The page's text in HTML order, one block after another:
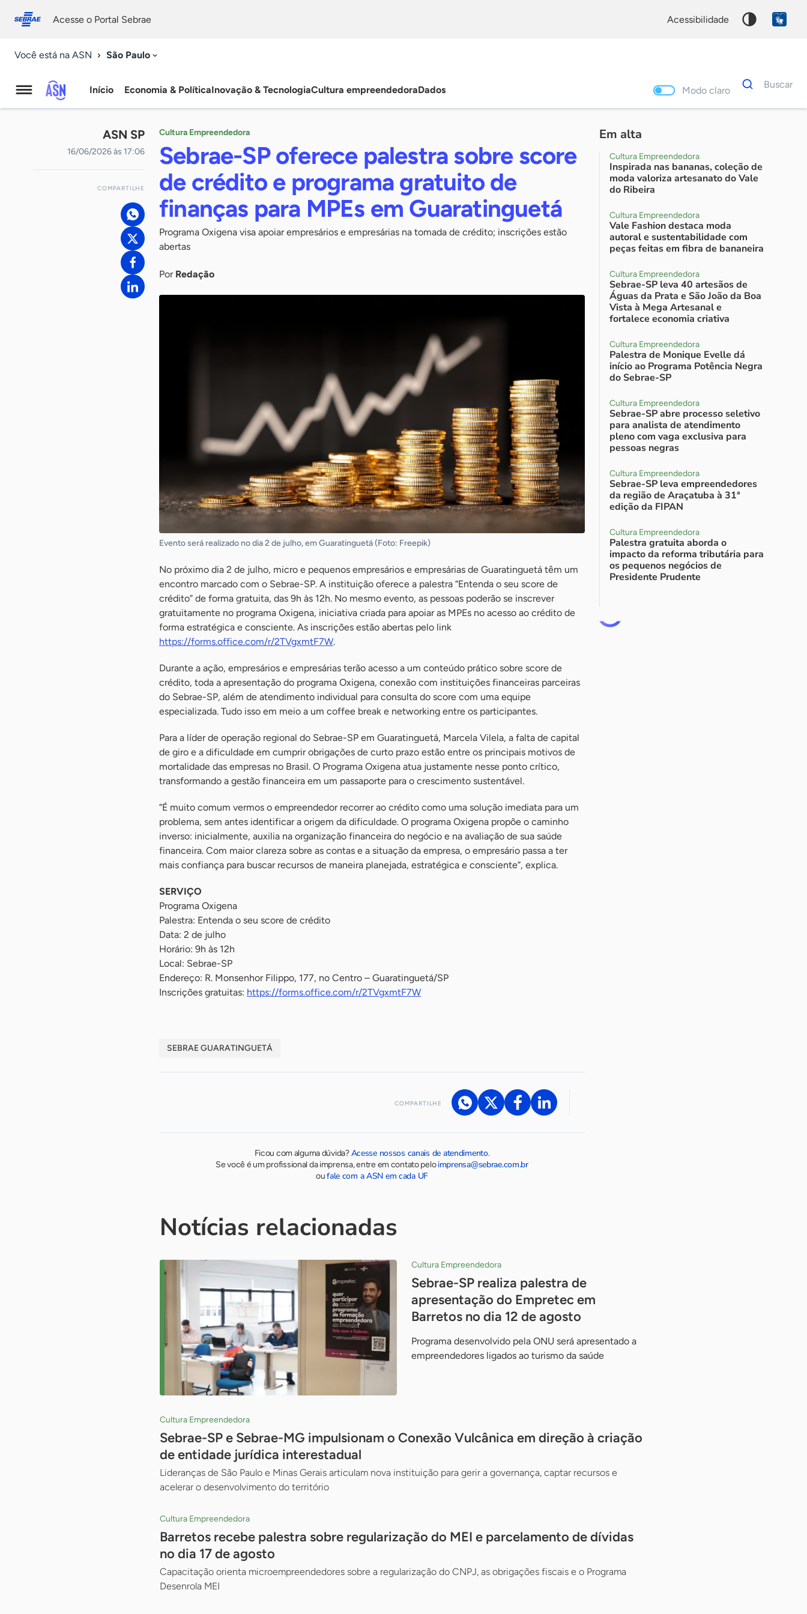
conosco
Acesse o Portal Sebrae acessibilidade
Você está na ASN São Paulo
Agência
Sebrae
Notícias
Início Economia & PolíticaInovação & TecnologiaCultura empreendedoraDados Modo claro
Dados
para
Buscar
ASN SP
16/06/2026 às 17:06
COMPARTILHE
Cultura Empreendedora
Sebrae-SP oferece palestra sobre score
de crédito e programa gratuito de
finanças para MPEs em Guaratinguetá
Programa Oxigena visa apoiar empresários e empresárias na tomada de crédito; inscrições estão
abertas
Por Redação
Evento será realizado no dia 2 de julho, em Guaratinguetá (Foto: Freepik)
No próximo dia 2 de julho, micro e pequenos empresários e empresárias de Guaratinguetá têm um
encontro marcado com o Sebrae-SP. A instituição oferece a palestra “Entenda o seu score de
crédito” de forma gratuita, das 9h às 12h. No mesmo evento, as pessoas poderão se inscrever
gratuitamente no programa Oxigena, iniciativa criada para apoiar as MPEs no acesso ao crédito de
forma estratégica e consciente. As inscrições estão abertas pelo link
https://forms.office.com/r/2TVgxmtF7W.
Durante a ação, empresários e empresárias terão acesso a um conteúdo prático sobre score de
crédito, toda a apresentação do programa Oxigena, conexão com instituições financeiras parceiras
do Sebrae-SP, além de atendimento individual para consulta do score com uma equipe
especializada. Tudo isso em meio a um coffee break e networking entre os participantes.
Para a líder de operação regional do Sebrae-SP em Guaratinguetá, Marcela Vilela, a falta de capital
de giro e a dificuldade em cumprir obrigações de curto prazo estão entre os principais motivos de
mortalidade das empresas no Brasil. O Programa Oxigena atua justamente nesse ponto crítico,
transformando a gestão financeira em um passaporte para o crescimento sustentável.
“É muito comum vermos o empreendedor recorrer ao crédito como uma solução imediata para um
problema, sem antes identificar a origem da dificuldade. O programa Oxigena propõe o caminho
inverso: inicialmente, auxilia na organização financeira do negócio e na avaliação de sua saúde
financeira. Com maior clareza sobre as contas e a situação da empresa, o empresário passa a ter
mais confiança para buscar recursos de maneira planejada, estratégica e consciente”, explica.
SERVIÇO
Programa Oxigena
Palestra: Entenda o seu score de crédito
Data: 2 de julho
Horário: 9h às 12h
Local: Sebrae-SP
Endereço: R. Monsenhor Filippo, 177, no Centro – Guaratinguetá/SP
Inscrições gratuitas: https://forms.office.com/r/2TVgxmtF7W
SEBRAE GUARATINGUETÁ
COMPARTILHE
Ficou com alguma dúvida?Acesse nossos canais de atendimento.
Se você é um profissional da imprensa, entre em contato peloimprensa@sebrae.com.br
oufale com a ASN em cada UF
Em alta
Cultura Empreendedora
Inspirada nas bananas, coleção de
moda valoriza artesanato do Vale
do Ribeira
Cultura Empreendedora
Vale Fashion destaca moda
autoral e sustentabilidade com
peças feitas em fibra de bananeira
Cultura Empreendedora
Sebrae-SP leva 40 artesãos de
Águas da Prata e São João da Boa
Vista à Mega Artesanal e
fortalece economia criativa
Cultura Empreendedora
Palestra de Monique Evelle dá
início ao Programa Potência Negra
do Sebrae-SP
Cultura Empreendedora
Sebrae-SP abre processo seletivo
para analista de atendimento
pleno com vaga exclusiva para
pessoas negras
Cultura Empreendedora
Sebrae-SP leva empreendedores
da região de Araçatuba à 31ª
edição da FIPAN
Cultura Empreendedora
Palestra gratuita aborda o
impacto da reforma tributária para
os pequenos negócios de
Presidente Prudente
Notícias relacionadas
Cultura Empreendedora
Sebrae-SP realiza palestra de
apresentação do Empretec em
Barretos no dia 12 de agosto
Programa desenvolvido pela ONU será apresentado a
empreendedores ligados ao turismo da saúde
Cultura Empreendedora
Sebrae-SP e Sebrae-MG impulsionam o Conexão Vulcânica em direção à criação
de entidade jurídica interestadual
Lideranças de São Paulo e Minas Gerais articulam nova instituição para gerir a governança, captar recursos e
acelerar o desenvolvimento do território
Cultura Empreendedora
Barretos recebe palestra sobre regularização do MEI e parcelamento de dívidas
no dia 17 de agosto
Capacitação orienta microempreendedores sobre a regularização do CNPJ, as obrigações fiscais e o Programa
Desenrola MEI